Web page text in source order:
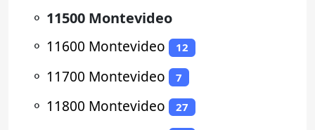
⚬ 11500 Montevideo
⚬ 11600 Montevideo 12
⚬ 11700 Montevideo 7
⚬ 11800 Montevideo 27